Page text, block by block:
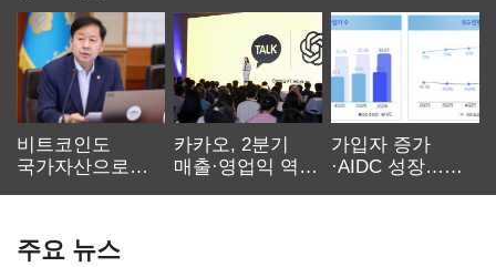
비트코인도
국가자산으로…'
카카오, 2분기
매출·영업익 역대
가입자 증가
·AIDC 성장…
주요 뉴스